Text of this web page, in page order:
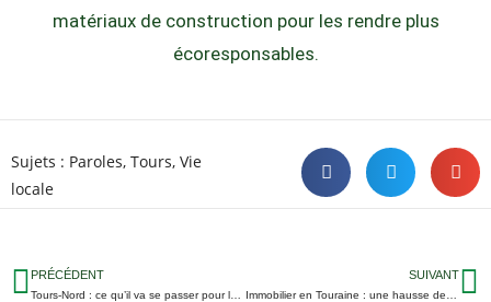
matériaux de construction pour les rendre plus
écoresponsables.
Sujets : Paroles, Tours, Vie
locale
PRÉCÉDENT SUIVANT